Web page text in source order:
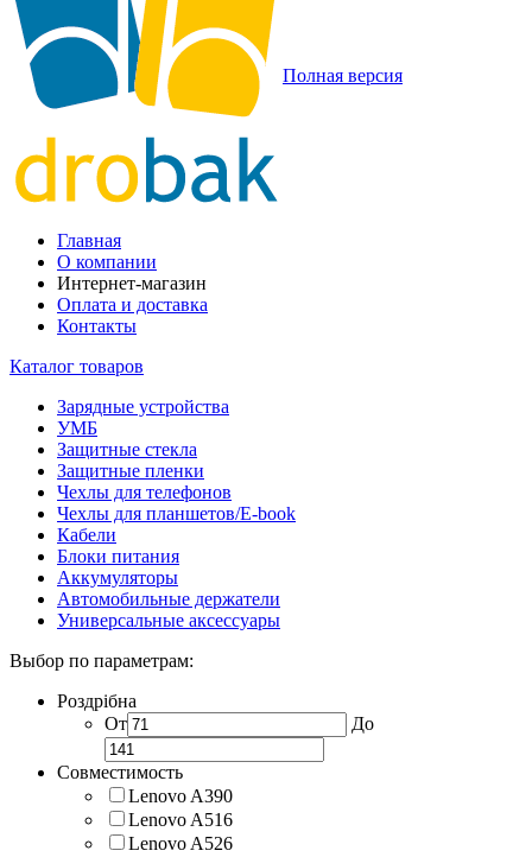
Полная версия
Главная
О компании
Интернет-магазин
Оплата и доставка
Контакты
Каталог товаров
Зарядные устройства
УМБ
Защитные стекла
Защитные пленки
Чехлы для телефонов
Чехлы для планшетов/E-book
Кабели
Блоки питания
Аккумуляторы
Автомобильные держатели
Универсальные аксессуары
Выбор по параметрам:
Роздрібна
От
До
Совместимость
Lenovo A390
Lenovo A516
Lenovo A526